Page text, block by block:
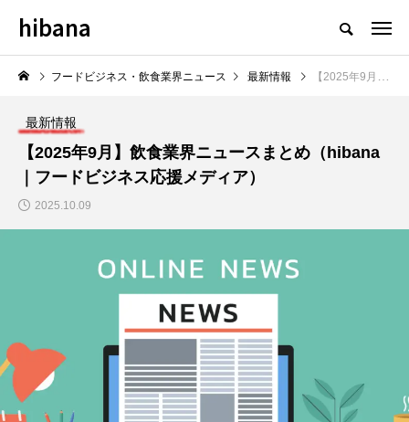
フードビジネス・飲食業界のニュースメディア
NEW POST
hibana
フードビジネス・飲食業界ニュース 最新情報 【2025年9月】飲食業界ニュースまとめ（hibana｜フードビジネス応援メディア）
最新情報
【2025年9月】飲食業界ニュースまとめ（hibana
｜フードビジネス応援メディア）
2025.10.09